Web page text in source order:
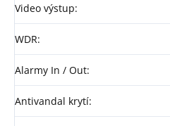
Video výstup:
WDR:
Alarmy In / Out:
Antivandal krytí: